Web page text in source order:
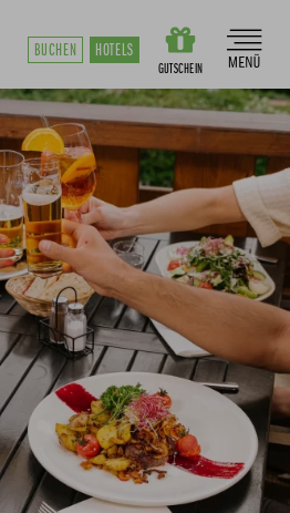
BUCHEN HOTELS